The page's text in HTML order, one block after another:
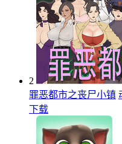
2
罪恶都市之丧尸小镇
下载